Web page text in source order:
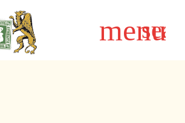
menu